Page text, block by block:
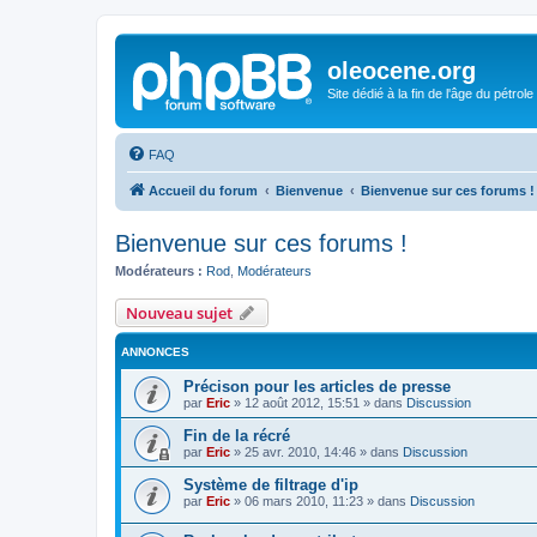
oleocene.org
Site dédié à la fin de l'âge du pétrole
FAQ
Accueil du forum Bienvenue Bienvenue sur ces forums !
Bienvenue sur ces forums !
Modérateurs : Rod Modérateurs
Nouveau sujet
ANNONCES
Précison pour les articles de presse
par Eric » 12 août 2012, 15:51 » dans Discussion
Fin de la récré
par Eric » 25 avr. 2010, 14:46 » dans Discussion
Système de filtrage d'ip
par Eric » 06 mars 2010, 11:23 » dans Discussion